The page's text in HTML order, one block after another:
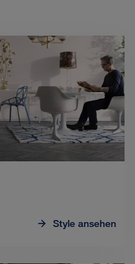
Style ansehen